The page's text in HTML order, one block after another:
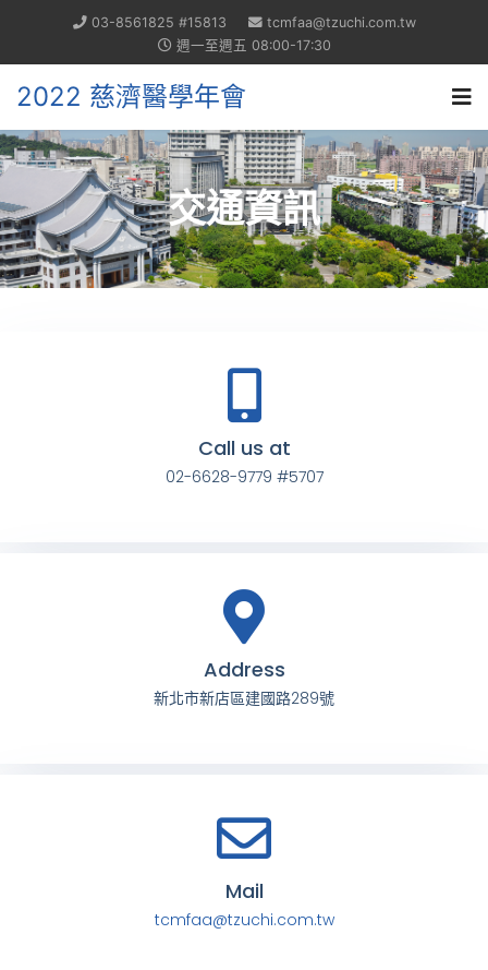
03-8561825 #15813
tcmfaa@tzuchi.com.tw
週一至週五 08:00-17:30
2022 慈濟醫學年會
交通資訊
Call us at
02-6628-9779 #5707
Address
新北市新店區建國路289號
Mail
tcmfaa@tzuchi.com.tw